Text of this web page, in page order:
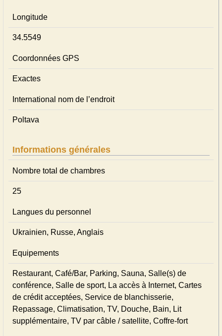
Longitude
34.5549
Coordonnées GPS
Exactes
International nom de l’endroit
Poltava
Informations générales
Nombre total de chambres
25
Langues du personnel
Ukrainien, Russe, Anglais
Equipements
Restaurant, Café/Bar, Parking, Sauna, Salle(s) de
conférence, Salle de sport, La accès à Internet, Cartes
de crédit acceptées, Service de blanchisserie,
Repassage, Climatisation, TV, Douche, Bain, Lit
supplémentaire, TV par câble / satellite, Coffre-fort